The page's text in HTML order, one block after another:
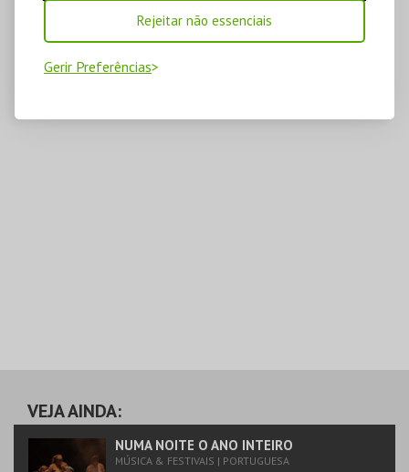
Rejeitar não essenciais
Gerir Preferências
VEJA AINDA:
NUMA NOITE O ANO INTEIRO
MÚSICA & FESTIVAIS | PORTUGUESA